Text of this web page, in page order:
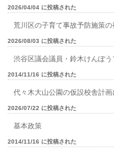
2026/04/04 に投稿された
荒川区の子育て事故予防施策の
2026/08/03 に投稿された
渋谷区議会議員・鈴木けんぽ
2014/11/16 に投稿された
代々木大山公園の仮設校舎計
2026/07/22 に投稿された
基本政策
2014/11/16 に投稿された